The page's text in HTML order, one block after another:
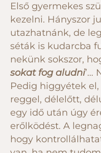
Első gyermekes
kezelni. Hányszor
utazhatnánk, de
séták is kudarcba
nekünk sokszor,
sokat fog aludni’…
Pedig higgyétek
reggel, délelőtt,
egy idő után úgy
erőlködést. A
hogy